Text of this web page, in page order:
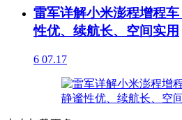
雷军详解小米澎程增程
性优、续航长、空间实用
6 07.17